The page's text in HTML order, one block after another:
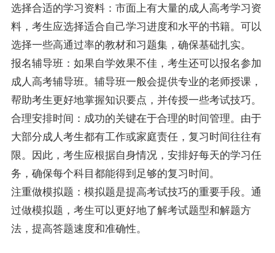
选择合适的学习资料：市面上有大量的成人高考学习资
料，考生应选择适合自己学习进度和水平的书籍。可以
选择一些高通过率的教材和习题集，确保基础扎实。
报名辅导班：如果自学效果不佳，考生还可以报名参加
成人高考辅导班。辅导班一般会提供专业的老师授课，
帮助考生更好地掌握知识要点，并传授一些考试技巧。
合理安排时间：成功的关键在于合理的时间管理。由于
大部分成人考生都有工作或家庭责任，复习时间往往有
限。因此，考生应根据自身情况，安排好每天的学习任
务，确保每个科目都能得到足够的复习时间。
注重做模拟题：模拟题是提高考试技巧的重要手段。通
过做模拟题，考生可以更好地了解考试题型和解题方
法，提高答题速度和准确性。